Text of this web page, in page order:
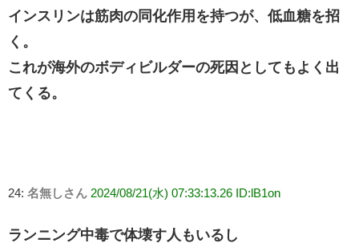
インスリンは筋肉の同化作用を持つが、低血糖を招
く。
これが海外のボディビルダーの死因としてもよく出
てくる。
24: 名無しさん 2024/08/21(水) 07:33:13.26 ID:lB1on
ランニング中毒で体壊す人もいるし